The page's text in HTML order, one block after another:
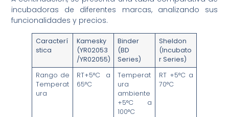
incubadoras de diferentes marcas, analizando sus
funcionalidades y precios.
Caracterí
stica
Kamesky
(YR02053
/YR02055)
Binder
(BD
Series)
Sheldon
(Incubato
r Series)
Rango de
Temperat
ura
RT+5°C a
65°C
Temperat
ura
ambiente
+5°C a
100°C
RT +5°C a
70°C